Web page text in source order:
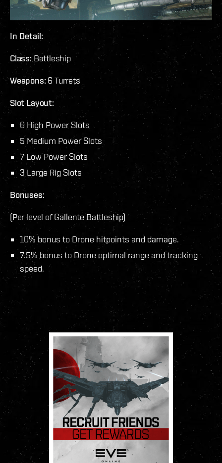
In Detail:
Class:Battleship
Weapons: 6 Turrets
Slot Layout:
6 High Power Slots
5 Medium Power Slots
7 Low Power Slots
3 Large Rig Slots
Bonuses:
(Per level of Gallente Battleship)
10% bonus to Drone hitpoints and damage.
7.5% bonus to Drone optimal range and tracking
speed.